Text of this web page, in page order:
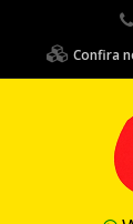
Confira